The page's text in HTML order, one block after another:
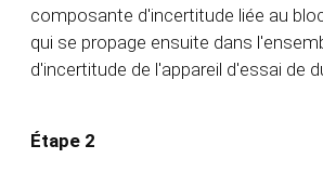
composante d'incertitude liée au
qui se propage ensuite dans
d'incertitude de l'appareil d'essai de
Étape 2